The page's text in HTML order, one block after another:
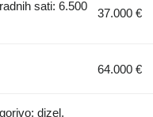
sati: 6.500
37.000 €
64.000 €
dizel,